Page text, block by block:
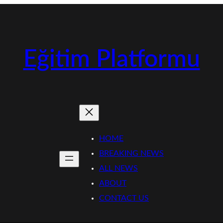
Eğitim Platformu
HOME
BREAKING NEWS
ALL NEWS
ABOUT
CONTACT US